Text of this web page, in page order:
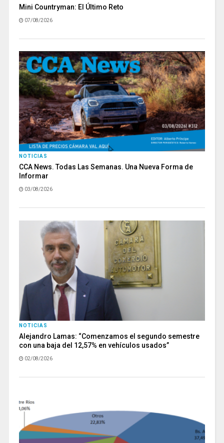
Mini Countryman: El Último Reto
07/08/2026
NOTICIAS
CCA News. Todas Las Semanas. Una Nueva Forma de
Informar
03/08/2026
NOTICIAS
Alejandro Lamas: “Comenzamos el segundo semestre
con una baja del 12,57% en vehículos usados”
02/08/2026